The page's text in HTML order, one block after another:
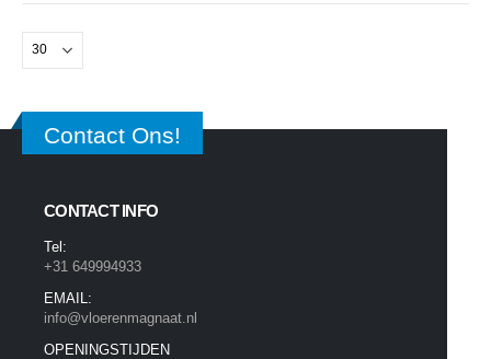
Contact Ons!
CONTACT INFO
Tel:
+31 649994933
EMAIL:
info@vloerenmagnaat.nl
OPENINGSTIJDEN